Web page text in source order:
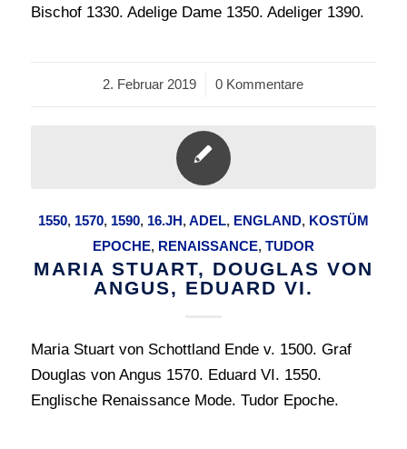
Bischof 1330. Adelige Dame 1350. Adeliger 1390.
2. Februar 2019
/ 0 Kommentare
1550, 1570, 1590, 16.JH,ADEL, ENGLAND, KOSTÜM
EPOCHE, RENAISSANCE, TUDOR
MARIA STUART, DOUGLAS VON
ANGUS, EDUARD VI.
Maria Stuart von Schottland Ende v. 1500. Graf
Douglas von Angus 1570. Eduard VI. 1550.
Englische Renaissance Mode. Tudor Epoche.